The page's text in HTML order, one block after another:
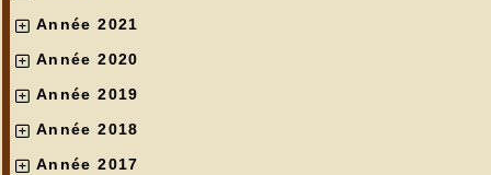
Année 2021
Année 2020
Année 2019
Année 2018
Année 2017